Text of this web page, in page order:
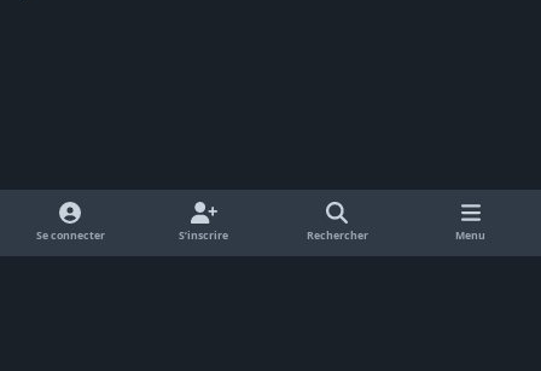
Se connecter S’inscrire Rechercher Menu